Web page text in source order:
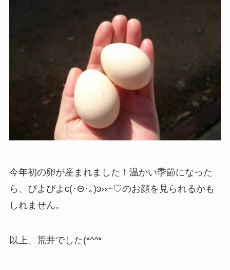
今年初の卵が産まれました！温かい季節になった
ら、ぴよぴよє(･Θ･｡)э››~♡のお顔を見られるかも
しれません。
以上、荒井でした(*^^*ゞ